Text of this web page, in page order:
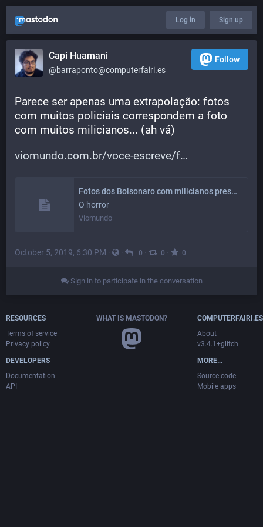
Log in Sign up
Capi Huamani
@barraponto@computerfairi.es
Follow
Parece ser apenas uma extrapolação: fotos
com muitos policiais correspondem a foto
com muitos milicianos... (ah vá)
viomundo.com.br/voce-escreve/f
Fotos dos Bolsonaro com milicianos presos reforçam necessidade de investigar laços da famiglia - Viomundo
O horror
Viomundo
October 5, 2019, 6:30 PM · · 0 · 0 · 0
Sign in to participate in the conversation
RESOURCES
Terms of service
Privacy policy
DEVELOPERS
Documentation
API
WHAT IS MASTODON?
COMPUTERFAIRI.ES
About
v3.4.1+glitch
MORE…
Source code
Mobile apps